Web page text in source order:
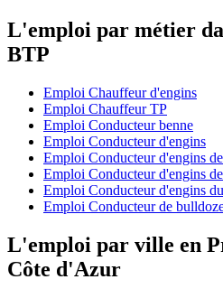
L'emploi par métier
BTP
Emploi Chauffeur d'engins
Emploi Chauffeur TP
Emploi Conducteur benne
Emploi Conducteur d'engins
Emploi Conducteur d'engins
Emploi Conducteur d'engins
Emploi Conducteur d'engins
Emploi Conducteur de
L'emploi par ville en
Côte d'Azur